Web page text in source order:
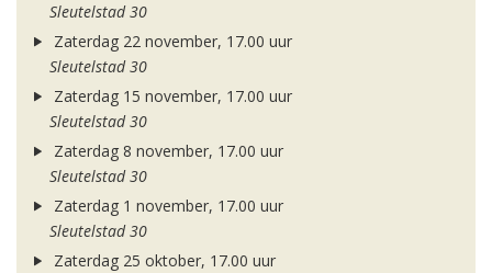
Sleutelstad 30
Zaterdag 22 november, 17.00 uur
Sleutelstad 30
Zaterdag 15 november, 17.00 uur
Sleutelstad 30
Zaterdag 8 november, 17.00 uur
Sleutelstad 30
Zaterdag 1 november, 17.00 uur
Sleutelstad 30
Zaterdag 25 oktober, 17.00 uur